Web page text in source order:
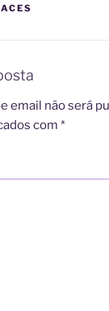
email não será
com *